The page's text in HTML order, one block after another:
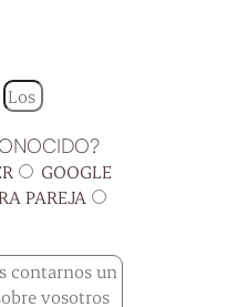
GOOGLE
PAREJA